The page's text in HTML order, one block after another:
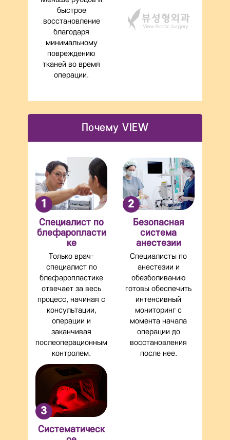
быстрое
восстановление
благодаря
минимальному
повреждению
тканей во время
операции.
Почему VIEW
1
Специалист по
блефаропласти
ке
Только врач-
специалист по
блефаропластике
отвечает за весь
процесс, начиная с
консультации,
операции и
заканчивая
послеоперационным
контролем.
2
Безопасная
система
анестезии
Специалисты по
анестезии и
обезболиванию
готовы обеспечить
интенсивный
мониторинг с
момента начала
операции до
восстановления
после нее.
3
Систематическ